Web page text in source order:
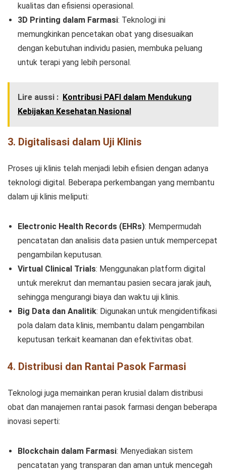
kualitas dan efisiensi operasional.
3D Printing dalam Farmasi: Teknologi ini
memungkinkan pencetakan obat yang disesuaikan
dengan kebutuhan individu pasien, membuka peluang
untuk terapi yang lebih personal.
Lire aussi : Kontribusi PAFI dalam Mendukung
Kebijakan Kesehatan Nasional
3. Digitalisasi dalam Uji Klinis
Proses uji klinis telah menjadi lebih efisien dengan adanya
teknologi digital. Beberapa perkembangan yang membantu
dalam uji klinis meliputi:
Electronic Health Records (EHRs): Mempermudah
pencatatan dan analisis data pasien untuk mempercepat
pengambilan keputusan.
Virtual Clinical Trials: Menggunakan platform digital
untuk merekrut dan memantau pasien secara jarak jauh,
sehingga mengurangi biaya dan waktu uji klinis.
Big Data dan Analitik: Digunakan untuk mengidentifikasi
pola dalam data klinis, membantu dalam pengambilan
keputusan terkait keamanan dan efektivitas obat.
4. Distribusi dan Rantai Pasok Farmasi
Teknologi juga memainkan peran krusial dalam distribusi
obat dan manajemen rantai pasok farmasi dengan beberapa
inovasi seperti:
Blockchain dalam Farmasi: Menyediakan sistem
pencatatan yang transparan dan aman untuk mencegah